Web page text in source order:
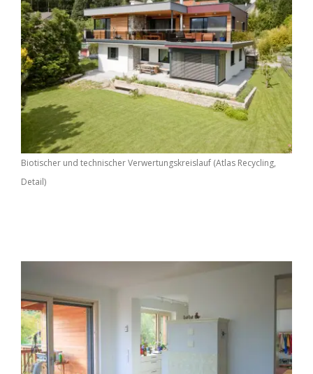
Biotischer und technischer Verwertungskreislauf (Atlas Recycling,
Detail)